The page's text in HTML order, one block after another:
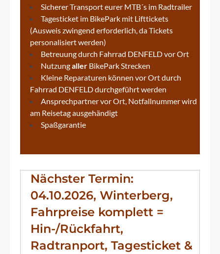
Sicherer Transport eurer MTB´s im Radtrailer
Tagesticket im BikePark mit Lifttickets
(Ausweis zwingend erforderlich, da Tickets
personalisiert werden)
Betreuung durch Fahrrad DENFELD vor Ort
Nutzungaller BikePark Strecken
Kleine Reparaturen können vor Ort durch
Fahrrad DENFELD durchgeführt werden
Ansprechpartner vor Ort, Notfallnummer wird
am Reisetag ausgehändigt
Spaßgarantie
Nächster Termin:
04.10.2026, Winterberg,
Fahrpreise komplett =
Hin-/Rückfahrt,
Radtranport, Tagesticket &